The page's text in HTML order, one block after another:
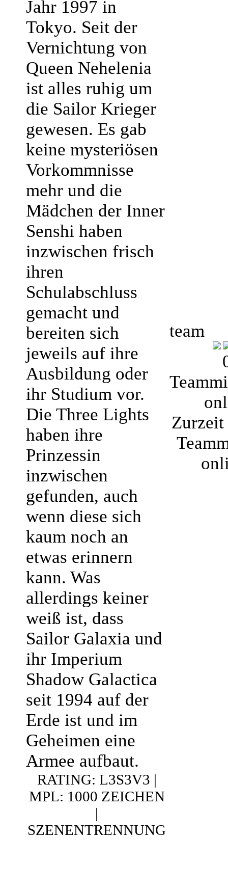
Jahr 1997 in
Tokyo. Seit der
Vernichtung von
Queen Nehelenia
ist alles ruhig um
die Sailor Krieger
gewesen. Es gab
keine mysteriösen
Vorkommnisse
mehr und die
Mädchen der Inner
Senshi haben
inzwischen frisch
ihren
Schulabschluss
gemacht und
bereiten sich
jeweils auf ihre
Ausbildung oder
ihr Studium vor.
Die Three Lights
haben ihre
Prinzessin
inzwischen
gefunden, auch
wenn diese sich
kaum noch an
etwas erinnern
kann. Was
allerdings keiner
weiß ist, dass
Sailor Galaxia und
ihr Imperium
Shadow Galactica
seit 1994 auf der
Erde ist und im
Geheimen eine
Armee aufbaut.
RATING: L3S3V3 |
MPL: 1000 ZEICHEN
|
SZENENTRENNUNG
team